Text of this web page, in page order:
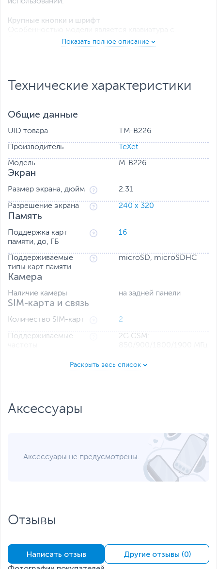
Крупные кнопки и шрифт
большими легко читаемыми цифрами, которые имеют
выступающий рельеф, что позволяет осуществлять
Пользоваться телефоном удобно и приятно.
На задней поверхности телефона расположена кнопка
автоматическому набору ранее
запрограммированного номера или отправке на него
SMS. Такая опция может оказаться полезной, когда
пожилой пользователь попадает в затруднительную
ситуацию.
Технические характеристики
Общие данные
UID товара TM-B226
Производитель TeXet
Модель M-B226
Экран
Размер экрана, дюйм 2.31
Разрешение экрана 240 x 320
Память
Поддержка карт
памяти, до, ГБ
16
Поддерживаемые
типы карт памяти
microSD, microSDHC
Камера
Наличие камеры на задней панели
SIM-карта и связь
Количество SIM-карт 2
Поддерживаемые
2G GSM:
micro-USB, miniJack 3.5
Красный, Черный
Светодиодный фонарик
Размеры и вес
Аксессуары
Аксессуары не предусмотрены.
Отзывы
Написать отзыв
Другие отзывы (0)